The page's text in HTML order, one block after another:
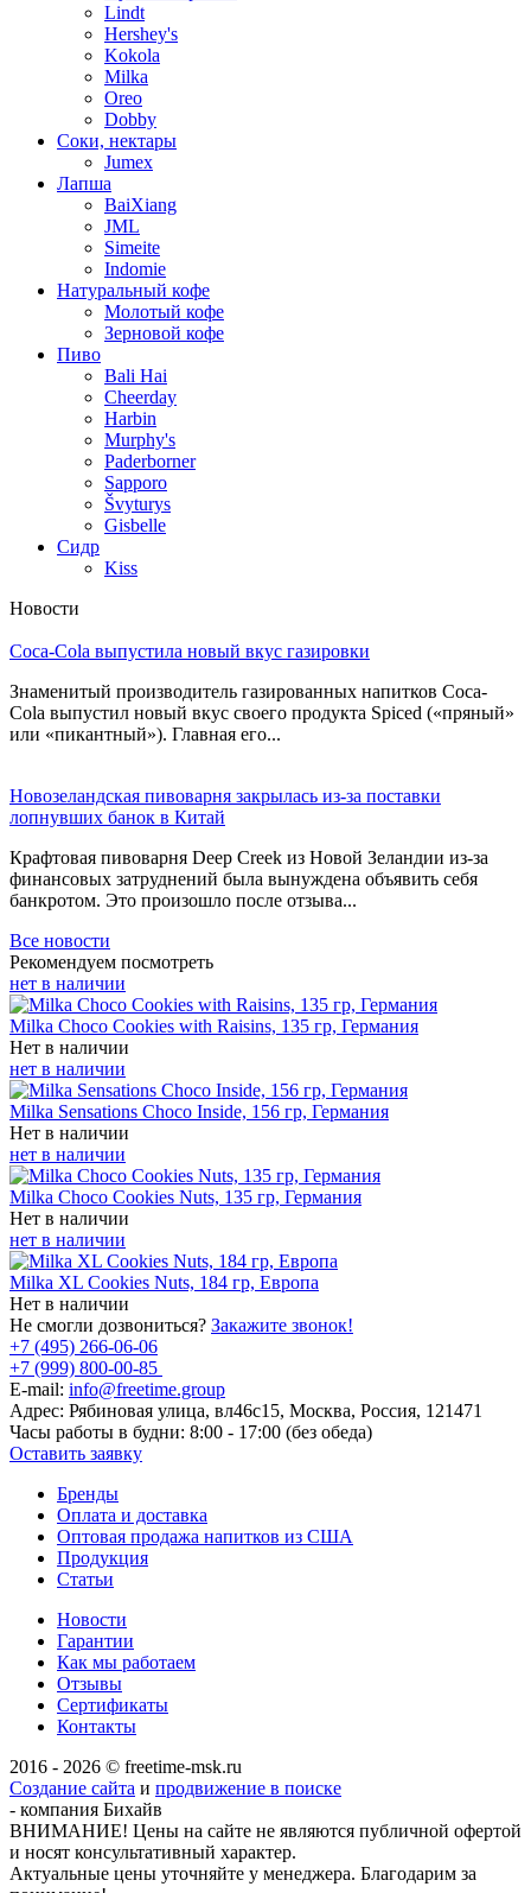
Lindt
Hershey's
Kokola
Milka
Oreo
Dobby
Соки, нектары
Jumex
Лапша
BaiXiang
JML
Simeite
Indomie
Натуральный кофе
Молотый кофе
Зерновой кофе
Пиво
Bali Hai
Cheerday
Harbin
Murphy's
Paderborner
Sapporo
Švyturys
Gisbelle
Сидр
Kiss
Новости
Coca-Cola выпустила новый вкус газировки
Знаменитый производитель газированных напитков Coca-
Cola выпустил новый вкус своего продукта Spiced («пряный»
или «пикантный»). Главная его...
Новозеландская пивоварня закрылась из-за поставки
лопнувших банок в Китай
Крафтовая пивоварня Deep Creek из Новой Зеландии из-за
финансовых затруднений была вынуждена объявить себя
банкротом. Это произошло после отзыва...
Все новости
Рекомендуем посмотреть
нет в наличии
Milka Choco Cookies with Raisins, 135 гр, Германия
Нет в наличии
нет в наличии
Milka Sensations Choco Inside, 156 гр, Германия
Нет в наличии
нет в наличии
Milka Choco Cookies Nuts, 135 гр, Германия
Нет в наличии
нет в наличии
Milka XL Cookies Nuts, 184 гр, Европа
Нет в наличии
Не смогли дозвониться? Закажите звонок!
+7 (495) 266-06-06
+7 (999) 800-00-85
E-mail: info@freetime.group
Адрес: Рябиновая улица, вл46с15, Москва, Россия, 121471
Часы работы в будни: 8:00 - 17:00 (без обеда)
Оставить заявку
Бренды
Оплата и доставка
Оптовая продажа напитков из США
Продукция
Статьи
Новости
Гарантии
Как мы работаем
Отзывы
Сертификаты
Контакты
2016 - 2026 © freetime-msk.ru
Создание сайта и продвижение в поиске
- компания Бихайв
ВНИМАНИЕ! Цены на сайте не являются публичной офертой
и носят консультативный характер.
Актуальные цены уточняйте у менеджера. Благодарим за